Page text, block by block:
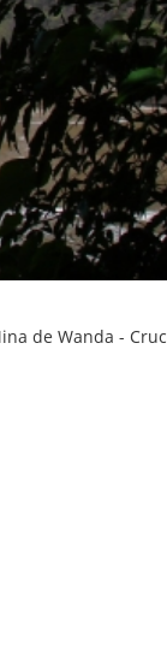
de Wanda -